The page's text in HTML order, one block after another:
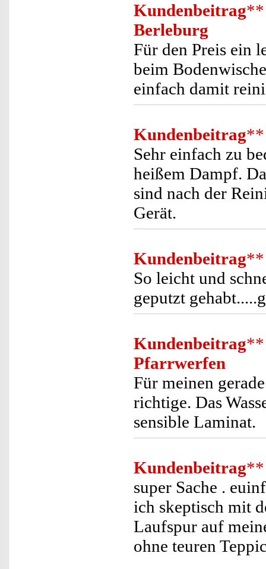
Kundenbeitrag**
Berleburg
Für den Preis ein
beim
einfach damit
Kundenbeitrag**
Sehr einfach zu
heißem Dampf.
sind nach der
Gerät.
Kundenbeitrag**
So leicht und
geputzt
Kundenbeitrag**
Pfarrwerfen
Für meinen
richtige. Das
sensible Laminat.
Kundenbeitrag**
super Sache .
ich skeptisch mit
Laufspur auf
ohne teuren